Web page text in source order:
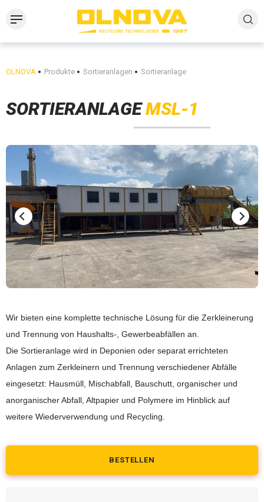
OLNOVA Produkte Sortieranlagen Sortieranlage
SORTIERANLAGEMSL-1
Wir bieten eine komplette technische Lösung für die Zerkleinerung
und Trennung von Haushalts-, Gewerbeabfällen an.
Die Sortieranlage wird in Deponien oder separat errichteten
Anlagen zum Zerkleinern und Trennung verschiedener Abfälle
eingesetzt: Hausmüll, Mischabfall, Bauschutt, organischer und
anorganischer Abfall, Altpapier und Polymere im Hinblick auf
weitere Wiederverwendung und Recycling.
BESTELLEN